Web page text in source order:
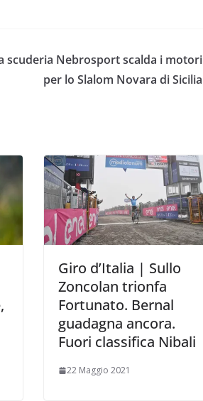
scuderia Nebrosport scalda i motori
per lo Slalom Novara di Sicilia
Giro d’Italia | Sullo
Zoncolan trionfa
Fortunato. Bernal
guadagna ancora.
Fuori classifica Nibali
22 Maggio 2021